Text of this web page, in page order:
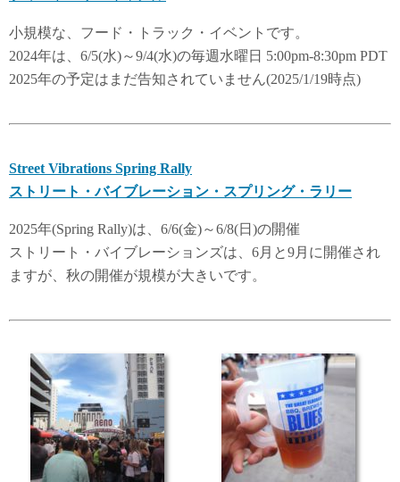
小規模な、フード・トラック・イベントです。
2024年は、6/5(水)～9/4(水)の毎週水曜日 5:00pm-8:30pm PDT
2025年の予定はまだ告知されていません(2025/1/19時点)
Street Vibrations Spring Rally
ストリート・バイブレーション・スプリング・ラリー
2025年(Spring Rally)は、6/6(金)～6/8(日)の開催
ストリート・バイブレーションズは、6月と9月に開催され
ますが、秋の開催が規模が大きいです。